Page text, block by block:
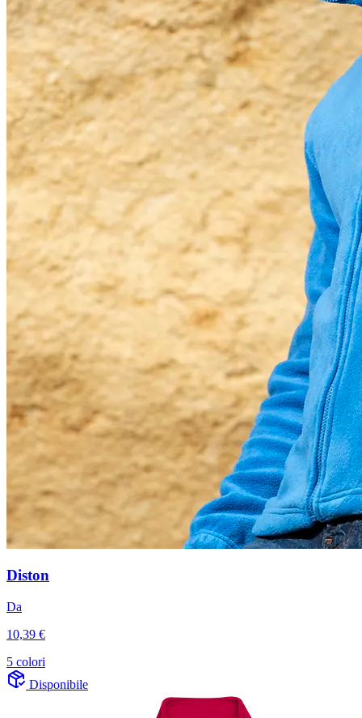
Diston
Da
10,39 €
5 colori
Disponibile